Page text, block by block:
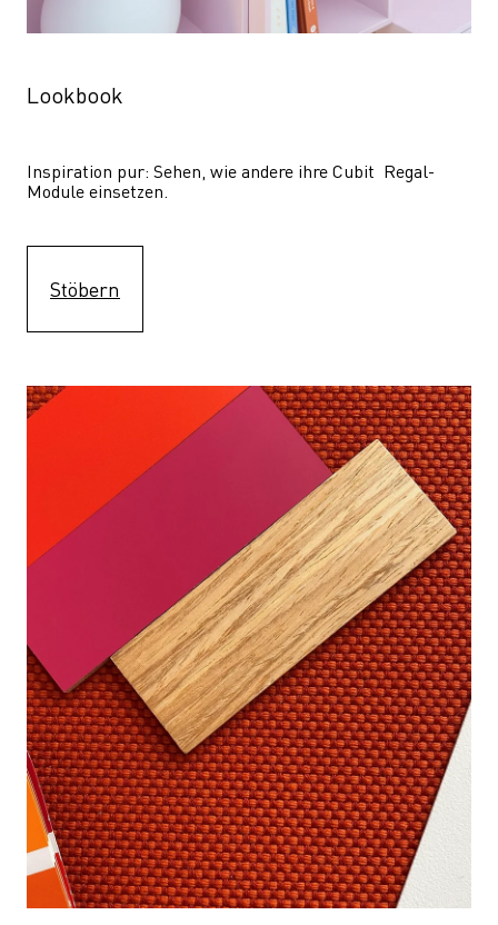
Lookbook
Inspiration pur: Sehen, wie andere ihre Cubit  Regal-
Module einsetzen.
Stöbern